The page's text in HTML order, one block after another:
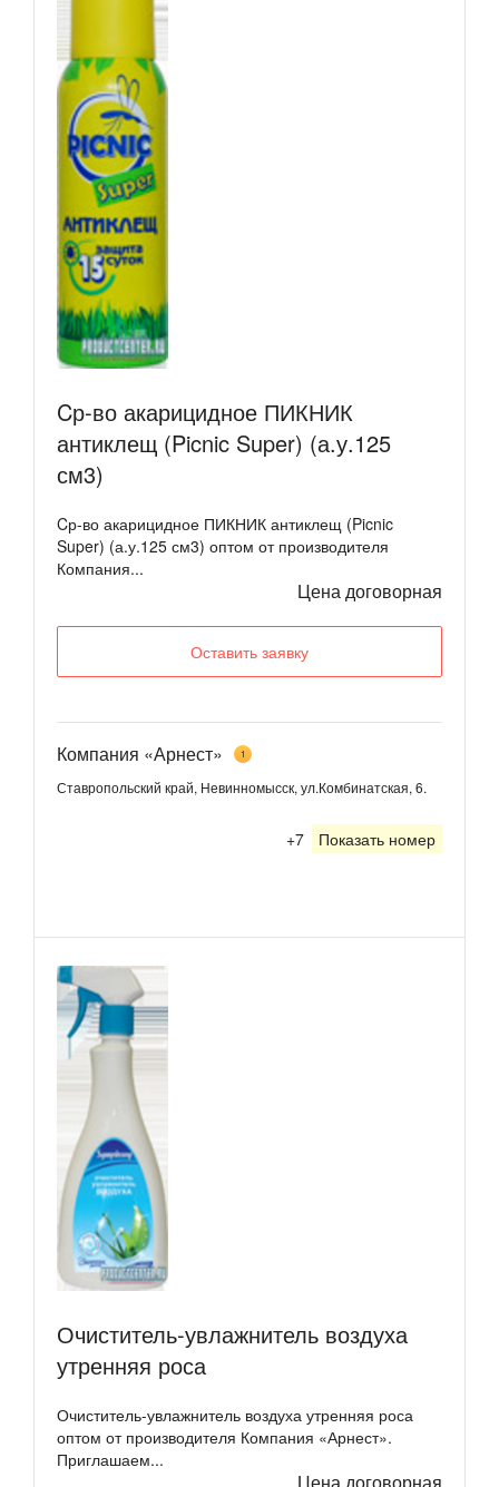
Cр-во акарицидное ПИКНИК
антиклещ (Picnic Super) (а.у.125
см3)
Cр-во акарицидное ПИКНИК антиклещ (Picnic
Super) (а.у.125 см3) оптом от производителя
Компания...
Цена договорная
Оставить заявку
Компания «Арнест» 1
Ставропольский край, Невинномысск, ул.Комбинатская, 6.
+7 Показать номер
Очиститель-увлажнитель воздуха
утренняя роса
Очиститель-увлажнитель воздуха утренняя роса
оптом от производителя Компания «Арнест».
Приглашаем...